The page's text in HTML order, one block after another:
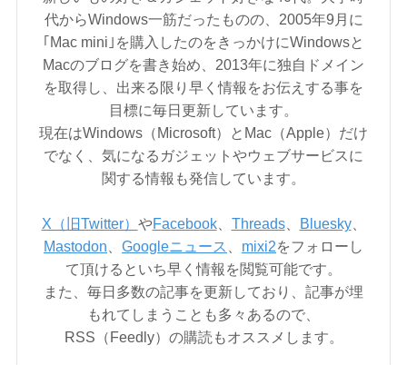
代からWindows一筋だったものの、2005年9月に
｢Mac mini｣を購入したのをきっかけにWindowsと
Macのブログを書き始め、2013年に独自ドメイン
を取得し、出来る限り早く情報をお伝えする事を
目標に毎日更新しています。
現在はWindows（Microsoft）とMac（Apple）だけ
でなく、気になるガジェットやウェブサービスに
関する情報も発信しています。
X（旧Twitter） やFacebook、 Threads、 Bluesky、
Mastodon
Googleニュース mixi2をフォローし
て頂けるといち早く情報を閲覧可能です。
また、毎日多数の記事を更新しており、記事が埋
もれてしまうことも多々あるので、
RSS（Feedly）の購読もオススメします。